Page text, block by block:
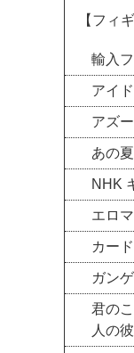
【フィ
輸入
アイ
アズ
あの
NHK
エロ
カー
ガン
君の
人の